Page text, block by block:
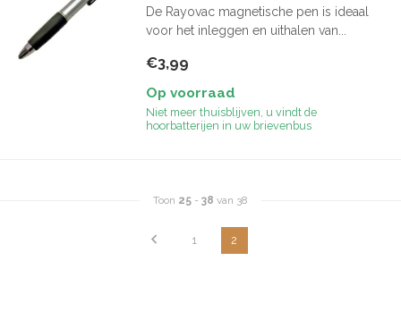
De Rayovac magnetische pen is ideaal
voor het inleggen en uithalen van...
€3,99
Op voorraad
Niet meer thuisblijven, u vindt de
hoorbatterijen in uw brievenbus
Toon 25 - 38 van 38
1 2